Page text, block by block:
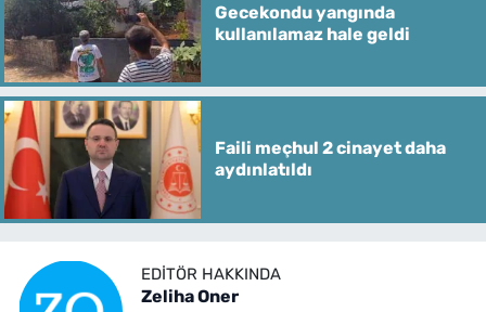
Gecekondu yangında
kullanılamaz hale geldi
Faili meçhul 2 cinayet daha
aydınlatıldı
EDITÖR HAKKINDA
Zeliha Oner